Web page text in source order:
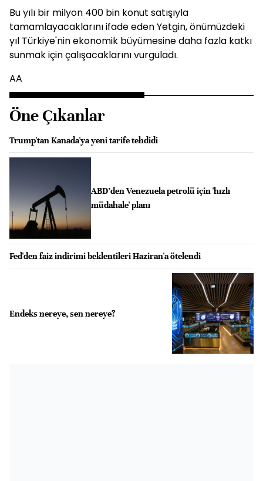
Bu yılı bir milyon 400 bin konut satışıyla
tamamlayacaklarını ifade eden Yetgin, önümüzdeki
yıl Türkiye'nin ekonomik büyümesine daha fazla katkı
sunmak için çalışacaklarını vurguladı.
AA
Öne Çıkanlar
Trump'tan Kanada'ya yeni tarife tehdidi
ABD’den Venezuela petrolü için 'hızlı
müdahale' planı
Fed'den faiz indirimi beklentileri Haziran'a ötelendi
Endeks nereye, sen nereye?